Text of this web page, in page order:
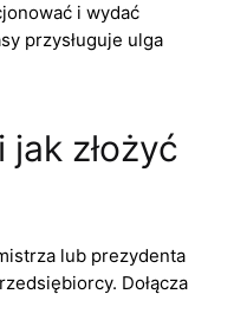
i wydać
przysługuje ulga
złożyć
lub prezydenta
Dołącza